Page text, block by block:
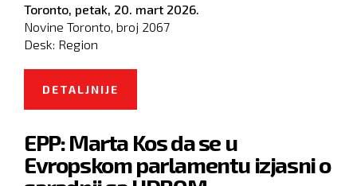
Toronto, petak, 20. mart 2026.
Novine Toronto, broj 2067
Desk: Region
DETALJNIJE
EPP: Marta Kos da se u
Evropskom parlamentu izjasni o